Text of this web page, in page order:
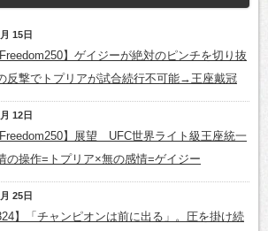
15日
Freedom250】ゲイジーが絶対のピンチを切り抜
反撃でトプリアが試合続行不可能→王座戴冠
12日
Freedom250】展望 UFC世界ライト級王座統一
の操作=トプリア×無の感情=ゲイジー
25日
】「チャンピオンは前に出る」。圧を掛け続